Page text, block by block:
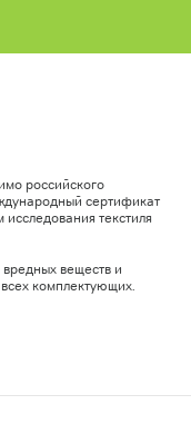
российского
сертификат
текстиля
веществ и
комплектующих.